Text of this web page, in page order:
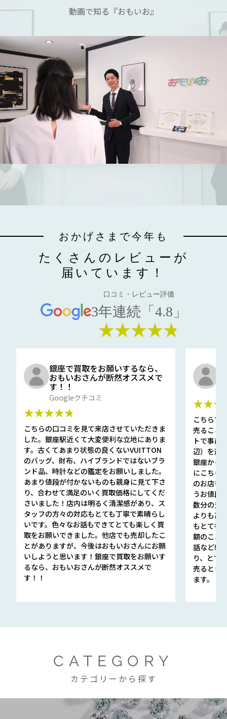
動画で知る『おもいお』
おかげさまで今年も
たくさんのレビューが
届いています！
口コミ・レビュー評価
3年連続「4.8」
★★★★★
銀座で買取をお願いするなら、
おもいおさんが断然オススメで
す！！
Googleクチコミ
★★★★★
こちらの口コミを見て来店させていただきま
した。銀座駅近くて大変便利な立地にありま
す。古くてあまり状態の良くないVUITTON
のバッグ、財布、ハイブランドではないブラ
ンド品、時計などの鑑定をお願いしました。
あまり値段が付かないものも親身に見て下さ
り、合わせて満足のいく買取価格にしてくだ
さいました！店内は明るく清潔感があり、ス
タッフの方々の対応もとても丁寧で素晴らし
いです。色々なお話もできてとても楽しく買
取をお願いできました。他店でも売却したこ
とがありますが、今後はおもいおさんにお願
いしようと思います！銀座で買取をお願いす
るなら、おもいおさんが断然オススメで
す！！
こちらで
売ること
トで事前
辺）を選
銀座から
にこちら
のお店も
うお値段
数分の査
よりも高
もとても
額のこと
話など細
り、とて
売るとき
ます。
CATEGORY
カテゴリーから探す